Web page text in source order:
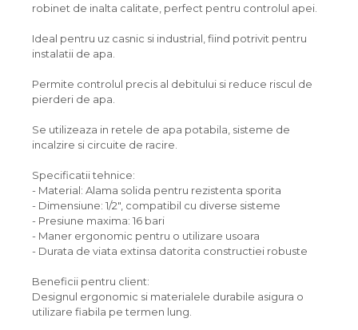
robinet de inalta calitate, perfect pentru controlul apei.
Ideal pentru uz casnic si industrial, fiind potrivit pentru
instalatii de apa.
Permite controlul precis al debitului si reduce riscul de
pierderi de apa.
Se utilizeaza in retele de apa potabila, sisteme de
incalzire si circuite de racire.
Specificatii tehnice:
- Material: Alama solida pentru rezistenta sporita
- Dimensiune: 1/2", compatibil cu diverse sisteme
- Presiune maxima: 16 bari
- Maner ergonomic pentru o utilizare usoara
- Durata de viata extinsa datorita constructiei robuste
Beneficii pentru client:
Designul ergonomic si materialele durabile asigura o
utilizare fiabila pe termen lung.